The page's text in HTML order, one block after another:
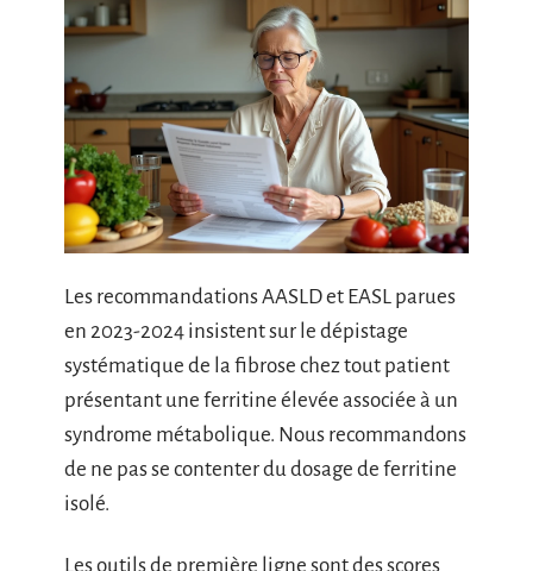
Les recommandations AASLD et EASL parues
en 2023-2024 insistent sur le dépistage
systématique de la fibrose chez tout patient
présentant une ferritine élevée associée à un
syndrome métabolique. Nous recommandons
de ne pas se contenter du dosage de ferritine
isolé.
Les outils de première ligne sont des scores